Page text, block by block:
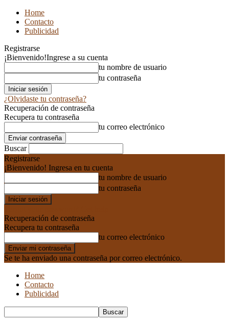
Home
Contacto
Publicidad
Registrarse
¡Bienvenido!Ingrese a su cuenta
tu nombre de usuario
tu contraseña
¿Olvidaste tu contraseña?
Recuperación de contraseña
Recupera tu contraseña
tu correo electrónico
Buscar
Registrarse
¡Bienvenido! Ingresa en tu cuenta
tu nombre de usuario
tu contraseña
Recuperación de contraseña
Recupera tu contraseña
tu correo electrónico
Se te ha enviado una contraseña por correo electrónico.
Home
Contacto
Publicidad